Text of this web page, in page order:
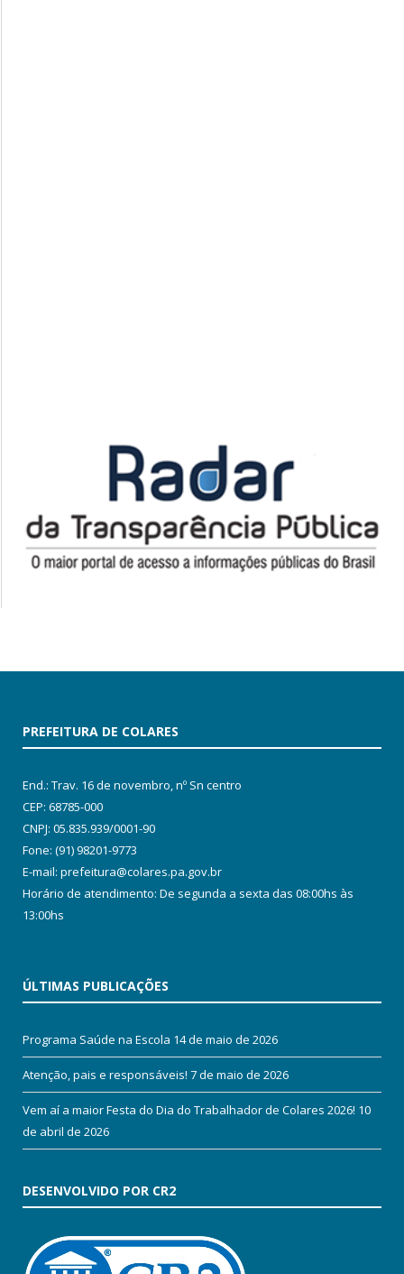
PREFEITURA DE COLARES
End.: Trav. 16 de novembro, nº Sn centro
CEP: 68785-000
CNPJ: 05.835.939/0001-90
Fone: (91) 98201-9773
E-mail: prefeitura@colares.pa.gov.br
Horário de atendimento: De segunda a sexta das 08:00hs às
13:00hs
ÚLTIMAS PUBLICAÇÕES
Programa Saúde na Escola 14 de maio de 2026
Atenção, pais e responsáveis! 7 de maio de 2026
Vem aí a maior Festa do Dia do Trabalhador de Colares 2026! 10
de abril de 2026
DESENVOLVIDO POR CR2